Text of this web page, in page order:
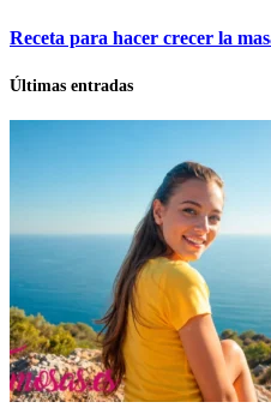
Receta para hacer crecer la
Últimas entradas